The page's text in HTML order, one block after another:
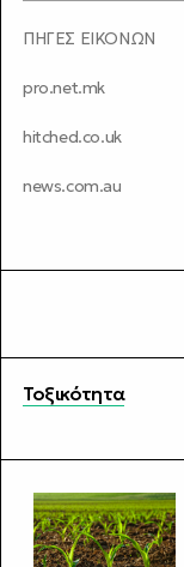
ΠΗΓΕΣ ΕΙΚΟΝΩΝ
pro.net.mk
hitched.co.uk
news.com.au
Τοξικότητα